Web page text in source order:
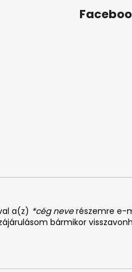
a(z) *cég neverészemre e-
bármikor